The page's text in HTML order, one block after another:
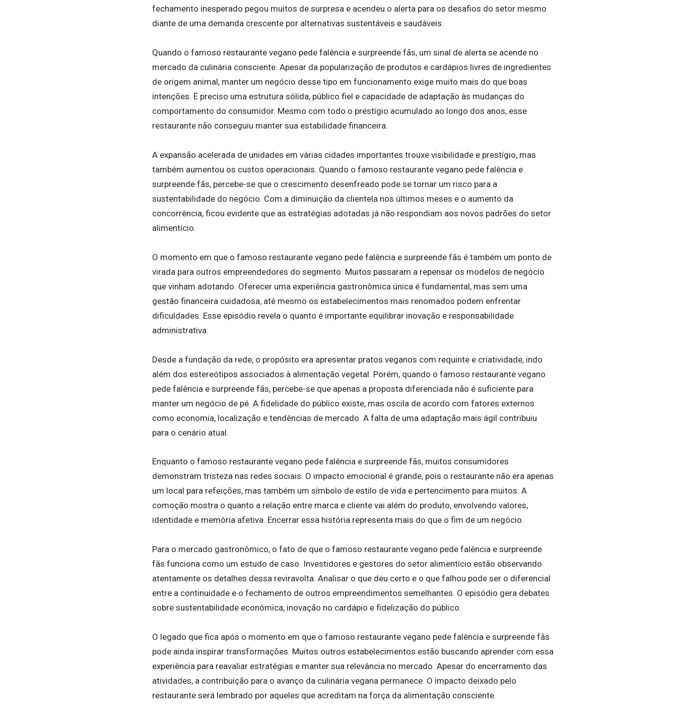
fechamento inesperado pegou muitos de surpresa e acendeu o alerta para os desafios do setor mesmo
diante de uma demanda crescente por alternativas sustentáveis e saudáveis.
Quando o famoso restaurante vegano pede falência e surpreende fãs, um sinal de alerta se acende no
mercado da culinária consciente. Apesar da popularização de produtos e cardápios livres de ingredientes
de origem animal, manter um negócio desse tipo em funcionamento exige muito mais do que boas
intenções. É preciso uma estrutura sólida, público fiel e capacidade de adaptação às mudanças do
comportamento do consumidor. Mesmo com todo o prestígio acumulado ao longo dos anos, esse
restaurante não conseguiu manter sua estabilidade financeira.
A expansão acelerada de unidades em várias cidades importantes trouxe visibilidade e prestígio, mas
também aumentou os custos operacionais. Quando o famoso restaurante vegano pede falência e
surpreende fãs, percebe-se que o crescimento desenfreado pode se tornar um risco para a
sustentabilidade do negócio. Com a diminuição da clientela nos últimos meses e o aumento da
concorrência, ficou evidente que as estratégias adotadas já não respondiam aos novos padrões do setor
alimentício.
O momento em que o famoso restaurante vegano pede falência e surpreende fãs é também um ponto de
virada para outros empreendedores do segmento. Muitos passaram a repensar os modelos de negócio
que vinham adotando. Oferecer uma experiência gastronômica única é fundamental, mas sem uma
gestão financeira cuidadosa, até mesmo os estabelecimentos mais renomados podem enfrentar
dificuldades. Esse episódio revela o quanto é importante equilibrar inovação e responsabilidade
administrativa.
Desde a fundação da rede, o propósito era apresentar pratos veganos com requinte e criatividade, indo
além dos estereótipos associados à alimentação vegetal. Porém, quando o famoso restaurante vegano
pede falência e surpreende fãs, percebe-se que apenas a proposta diferenciada não é suficiente para
manter um negócio de pé. A fidelidade do público existe, mas oscila de acordo com fatores externos
como economia, localização e tendências de mercado. A falta de uma adaptação mais ágil contribuiu
para o cenário atual.
Enquanto o famoso restaurante vegano pede falência e surpreende fãs, muitos consumidores
demonstram tristeza nas redes sociais. O impacto emocional é grande, pois o restaurante não era apenas
um local para refeições, mas também um símbolo de estilo de vida e pertencimento para muitos. A
comoção mostra o quanto a relação entre marca e cliente vai além do produto, envolvendo valores,
identidade e memória afetiva. Encerrar essa história representa mais do que o fim de um negócio.
Para o mercado gastronômico, o fato de que o famoso restaurante vegano pede falência e surpreende
fãs funciona como um estudo de caso. Investidores e gestores do setor alimentício estão observando
atentamente os detalhes dessa reviravolta. Analisar o que deu certo e o que falhou pode ser o diferencial
entre a continuidade e o fechamento de outros empreendimentos semelhantes. O episódio gera debates
sobre sustentabilidade econômica, inovação no cardápio e fidelização do público.
O legado que fica após o momento em que o famoso restaurante vegano pede falência e surpreende fãs
pode ainda inspirar transformações. Muitos outros estabelecimentos estão buscando aprender com essa
experiência para reavaliar estratégias e manter sua relevância no mercado. Apesar do encerramento das
atividades, a contribuição para o avanço da culinária vegana permanece. O impacto deixado pelo
restaurante será lembrado por aqueles que acreditam na força da alimentação consciente.